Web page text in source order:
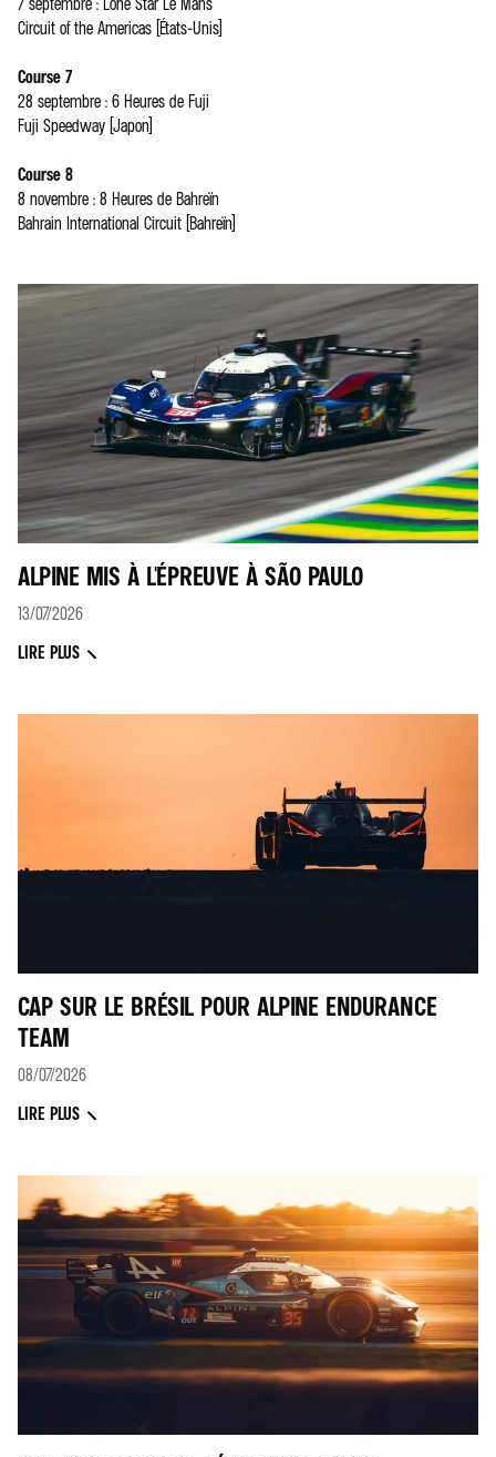
Circuit of the Americas (États-Unis)
Course 7
28 septembre : 6 Heures de Fuji
Fuji Speedway (Japon)
Course 8
8 novembre : 8 Heures de Bahreïn
Bahrain International Circuit (Bahreïn)
ALPINE MIS À L'ÉPREUVE À SÃO PAULO
13/07/2026
LIRE PLUS
CAP SUR LE BRÉSIL POUR ALPINE ENDURANCE
TEAM
08/07/2026
LIRE PLUS